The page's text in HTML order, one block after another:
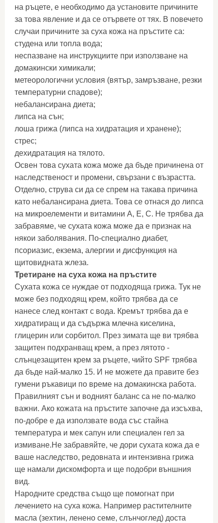
на ръцете, е необходимо да установите причините
за това явление и да се отървете от тях. В повечето
случаи причините за суха кожа на пръстите са:
студена или топла вода;
неспазване на инструкциите при използване на
домакински химикали;
метеорологични условия (вятър, замръзване, резки
температурни спадове);
небалансирана диета;
липса на сън;
лоша грижа (липса на хидратация и хранене);
стрес;
дехидратация на тялото.
Освен това сухата кожа може да бъде причинена от
наследственост и промени, свързани с възрастта.
Отделно, струва си да се спрем на такава причина
като небалансирана диета. Това се отнася до липса
на микроелементи и витамини А, Е, С. Не трябва да
забравяме, че сухата кожа може да е признак на
някои заболявания. По-специално диабет,
псориазис, екзема, алергии и дисфункция на
щитовидната жлеза.
Третиране на суха кожа на пръстите
Сухата кожа се нуждае от подходяща грижа. Тук не
може без подходящ крем, който трябва да се
нанесе след контакт с вода. Кремът трябва да е
хидратиращ и да съдържа млечна киселина,
глицерин или сорбитол. През зимата ще ви трябва
защитен подхранващ крем, а през лятото -
слънцезащитен крем за ръцете, чийто SPF трябва
да бъде най-малко 15. И не можете да правите без
гумени ръкавици по време на домакинска работа.
Правилният сън и водният баланс са не по-малко
важни. Ако кожата на пръстите започне да изсъхва,
по-добре е да използвате вода със стайна
температура и мек сапун или специален гел за
измиване.Не забравяйте, че дори сухата кожа да е
ваше наследство, редовната и интензивна грижа
ще намали дискомфорта и ще подобри външния
вид.
Народните средства също ще помогнат при
лечението на суха кожа. Например растителните
масла (зехтин, ленено семе, слънчоглед) доста